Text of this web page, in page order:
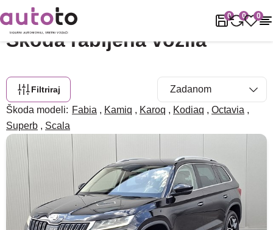
0 0 0
Naslovnica Rabljena vozila
Škoda rabljena vozila
Škoda modeli: Fabia , Kamiq , Karoq , Kodiaq , Octavia ,
Superb , Scala
Filtriraj